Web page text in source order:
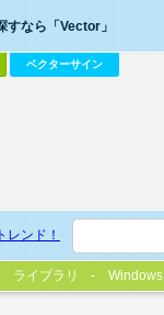
すなら「Vector」
ベクターサイン
レンド！
ライブラリ Windows